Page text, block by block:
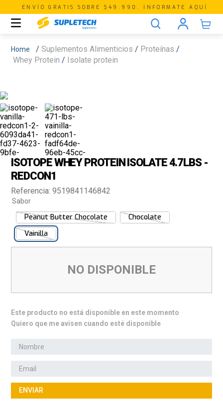
ENVÍO GRATIS SOBRE $49.990. INFORMATE AQUÍ
Suplementos Alimenticios
Proteínas
Whey Protein
Isolate protein
ISOTOPE WHEY PROTEIN ISOLATE 4.7LBS -
REDCON1
Referencia:9519841146842
Sabor
Peanut Butter Chocolate
Chocolate
Vainilla
NO DISPONIBLE
Este producto no está disponible en este momento
Quiero que me avisen cuando esté disponible
ENVIAR